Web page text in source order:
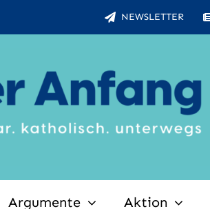
NEWSLETTER
Argumente Aktion